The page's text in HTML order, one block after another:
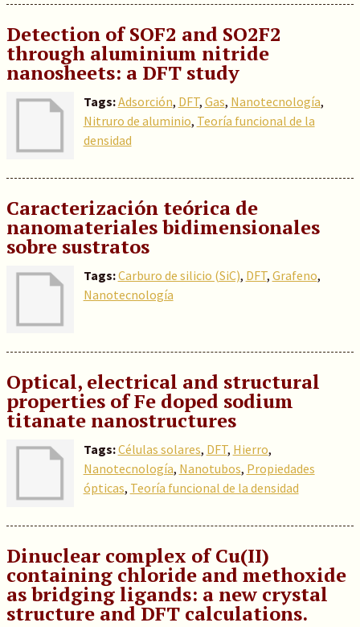
Detection of SOF2 and SO2F2
through aluminium nitride
nanosheets: a DFT study
Tags:Adsorción, DFT, Gas, Nanotecnología,
Nitruro de aluminio, Teoría funcional de la
densidad
Caracterización teórica de
nanomateriales bidimensionales
sobre sustratos
Tags:Carburo de silicio (SiC), DFT, Grafeno,
Nanotecnología
Optical, electrical and structural
properties of Fe doped sodium
titanate nanostructures
Tags:Células solares, DFT, Hierro,
Nanotecnología, Nanotubos, Propiedades
ópticas, Teoría funcional de la densidad
Dinuclear complex of Cu(II)
containing chloride and methoxide
as bridging ligands: a new crystal
structure and DFT calculations.